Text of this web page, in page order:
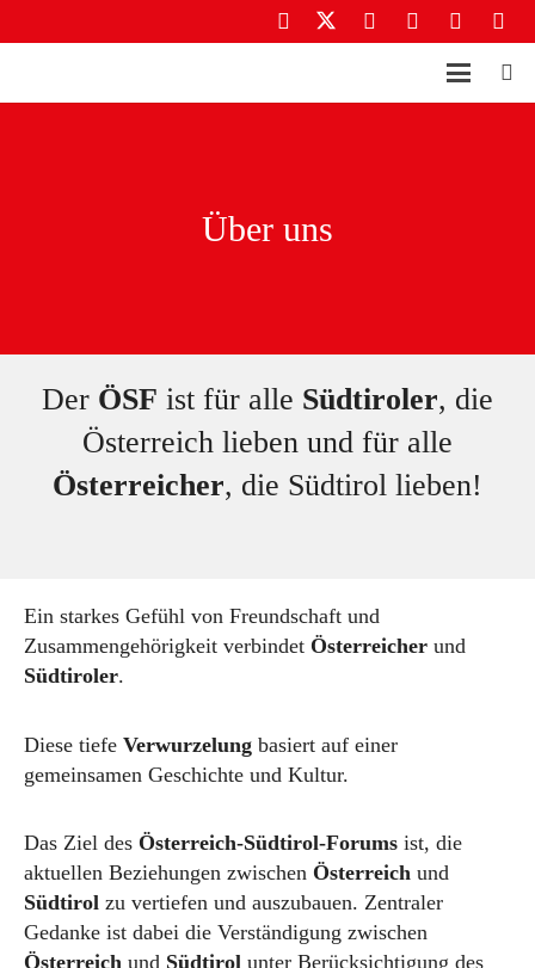
Über uns
Der ÖSF ist für alle Südtiroler, die
Österreich lieben und für alle
Österreicher, die Südtirol lieben!
Ein starkes Gefühl von Freundschaft und
Zusammengehörigkeit verbindet Österreicherund
Südtiroler.
Diese tiefe Verwurzelungbasiert auf einer
gemeinsamen Geschichte und Kultur.
Das Ziel des Österreich-Südtirol-Forumsist, die
aktuellen Beziehungen zwischen Österreichund
Südtirolzu vertiefen und auszubauen. Zentraler
Gedanke ist dabei die Verständigung zwischen
Österreichund Südtirolunter Berücksichtigung des